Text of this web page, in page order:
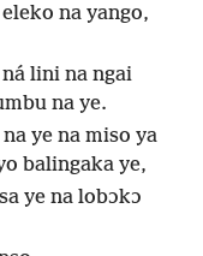
na yango,
lini na ngai
na ye.
ye na miso ya
balingaka ye,
ye na lobɔkɔ